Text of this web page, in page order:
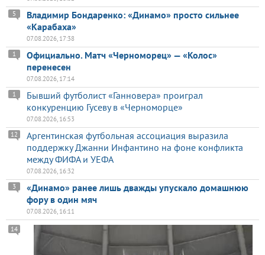
Владимир Бондаренко: «Динамо» просто сильнее
«Карабаха»
5
07.08.2026, 17:38
Официально. Матч «Черноморец» — «Колос»
перенесен
1
07.08.2026, 17:14
Бывший футболист «Ганновера» проиграл
конкуренцию Гусеву в «Черноморце»
1
07.08.2026, 16:53
Аргентинская футбольная ассоциация выразила
поддержку Джанни Инфантино на фоне конфликта
между ФИФА и УЕФА
12
07.08.2026, 16:32
«Динамо» ранее лишь дважды упускало домашнюю
фору в один мяч
3
07.08.2026, 16:11
14